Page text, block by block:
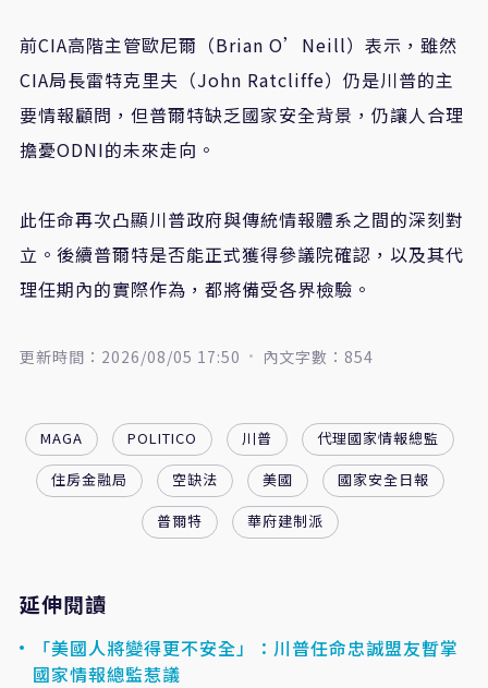
前CIA高階主管歐尼爾（Brian O’Neill）表示，雖然
CIA局長雷特克里夫（John Ratcliffe）仍是川普的主
要情報顧問，但普爾特缺乏國家安全背景，仍讓人合理
擔憂ODNI的未來走向。
此任命再次凸顯川普政府與傳統情報體系之間的深刻對
立。後續普爾特是否能正式獲得參議院確認，以及其代
理任期內的實際作為，都將備受各界檢驗。
更新時間：2026/08/05 17:50 內文字數：854
MAGA POLITICO 川普
代理國家情報總監
住房金融局
空缺法 美國
國家安全日報
普爾特
華府建制派
延伸閱讀
「美國人將變得更不安全」：川普任命忠誠盟友暫掌
國家情報總監惹議